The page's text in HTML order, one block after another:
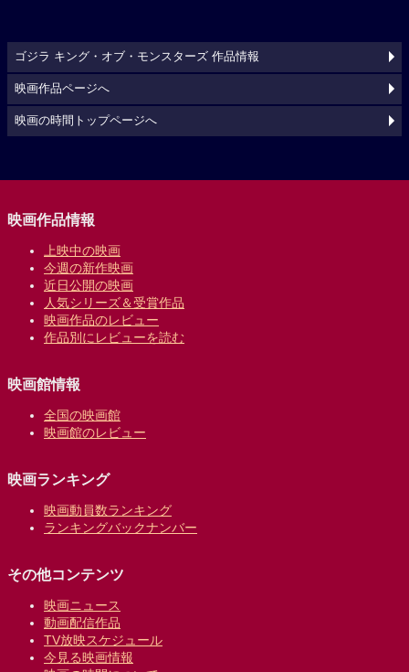
ゴジラ キング・オブ・モンスターズ 作品情報
映画作品ページへ
映画の時間トップページへ
映画作品情報
上映中の映画
今週の新作映画
近日公開の映画
人気シリーズ＆受賞作品
映画作品のレビュー
作品別にレビューを読む
映画館情報
全国の映画館
映画館のレビュー
映画ランキング
映画動員数ランキング
ランキングバックナンバー
その他コンテンツ
映画ニュース
動画配信作品
TV放映スケジュール
今見る映画情報